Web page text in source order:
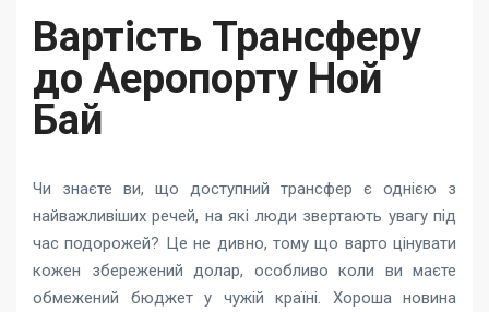
Вартість Трансферу
до Аеропорту Ной
Бай
Чи знаєте ви, що доступний трансфер є однією з
найважливіших речей, на які люди звертають увагу під
час подорожей? Це не дивно, тому що варто цінувати
кожен збережений долар, особливо коли ви маєте
обмежений бюджет у чужій країні. Хороша новина